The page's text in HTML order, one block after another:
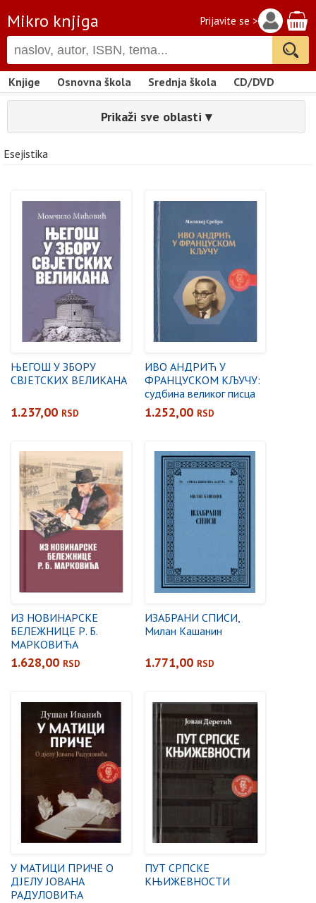
Mikro knjiga Prijavite se >
Knjige Osnovna škola Srednja škola CD/DVD
Prikaži sve oblasti ▾
Esejistika
ЊЕГОШ У ЗБОРУ
СВЈЕТСКИХ ВЕЛИКАНА
1.237,00 RSD
ИВО АНДРИЋ У
ФРАНЦУСКОМ КЉУЧУ:
судбина великог писца
из мале књижевности
1.252,00 RSD
ИЗ НОВИНАРСКЕ
БЕЛЕЖНИЦЕ Р. Б.
МАРКОВИЋА
1.628,00 RSD
ИЗАБРАНИ СПИСИ,
Милан Кашанин
1.771,00 RSD
У МАТИЦИ ПРИЧЕ О
ДЈЕЛУ ЈОВАНА
РАДУЛОВИЋА
ПУТ СРПСКЕ
КЊИЖЕВНОСТИ